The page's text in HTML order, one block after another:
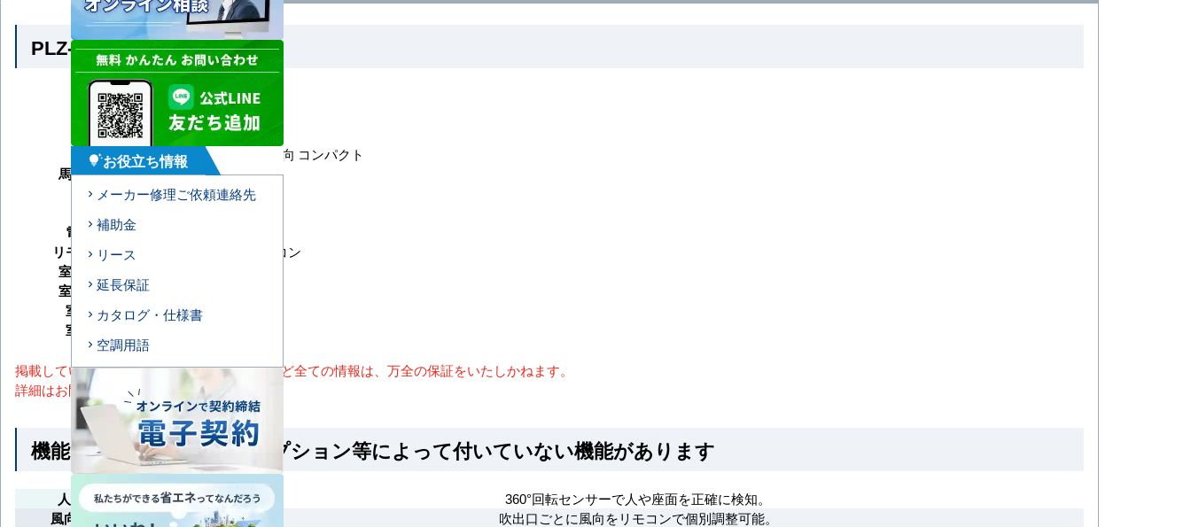
PLZ-ZRMP56G6 の商品仕様
メーカー
三菱電機
シリーズ
スリムZR
型番
PLZ-ZRMP56G6
形状
天井カセット4方向 コンパクト
馬力（能力）
2.3馬力
冷房能力
電源タイプ
リモコンタイプ
ワイヤードリモコン
室内機サイズ
室外機サイズ
室内機重量
室外機重量
掲載しているスペック・セット内容・画像など全ての情報は、万全の保証をいたしかねます。
詳細はお問い合わせください。
機能一覧 ※馬力・型番・オプション等によって付いていない機能があります
人感ムーブアイ
360°回転センサーで人や座面を正確に検知。
風向独立自在設定
吹出口ごとに風向をリモコンで個別調整可能。
tips_and_updatesお役立ち情報
メーカー修理ご依頼連絡先
補助金
リース
延長保証
カタログ・仕様書
空調用語